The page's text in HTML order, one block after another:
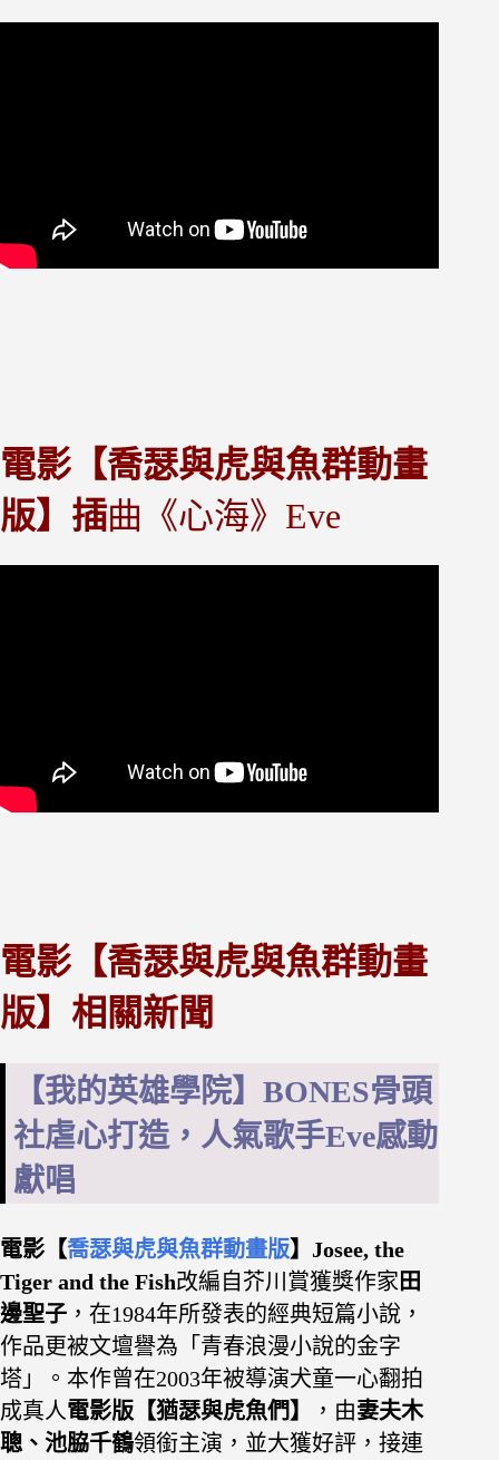
電影【喬瑟與虎與魚群動畫
版】插曲《心海》Eve
電影【喬瑟與虎與魚群動畫
版】相關新聞
【我的英雄學院】BONES骨頭
社虐心打造，人氣歌手Eve感動
獻唱
電影【喬瑟與虎與魚群動畫版】Josee, the
Tiger and the Fish改編自芥川賞獲獎作家 田
邊聖子 ，在1984年所發表的經典短篇小說，
作品更被文壇譽為「青春浪漫小說的金字
塔」。本作曾在2003年被導演犬童一心翻拍
成真人電影版【猶瑟與虎魚們】 ，由妻夫木
聰、池脇千鶴領銜主演，並大獲好評，接連